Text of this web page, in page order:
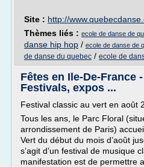
Site : http://
Thèmes liés : ecole de danse de
danse hip hop / ecole de danse de
de danse du quebec / ecole de
Fêtes en Ile-De-France
Festivals, expos ...
Festival classic au vert en août
Tous les ans, le Parc Floral
arrondissement de Paris)
Vert du début du mois d’août
s’agit d’un festival de musique
manifestation est de permettre